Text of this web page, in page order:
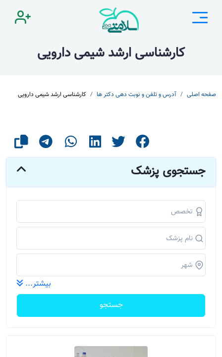
کارشناسی ارشد شیمی دارویی
صفحه اصلی آدرس و تلفن و نوبت دهی دکتر ها کارشناسی ارشد شیمی دارویی
جستجوی پزشک
بیشتر...
جستجو